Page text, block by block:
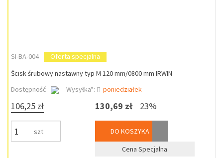
SI-BA-004
Oferta specjalna
Ścisk śrubowy nastawny typ M 120 mm/0800 mm IRWIN
Dostępność
Wysyłka*: poniedziałek
106,25 zł
szt
130,69 zł 23%
DO KOSZYKA
Cena Specjalna